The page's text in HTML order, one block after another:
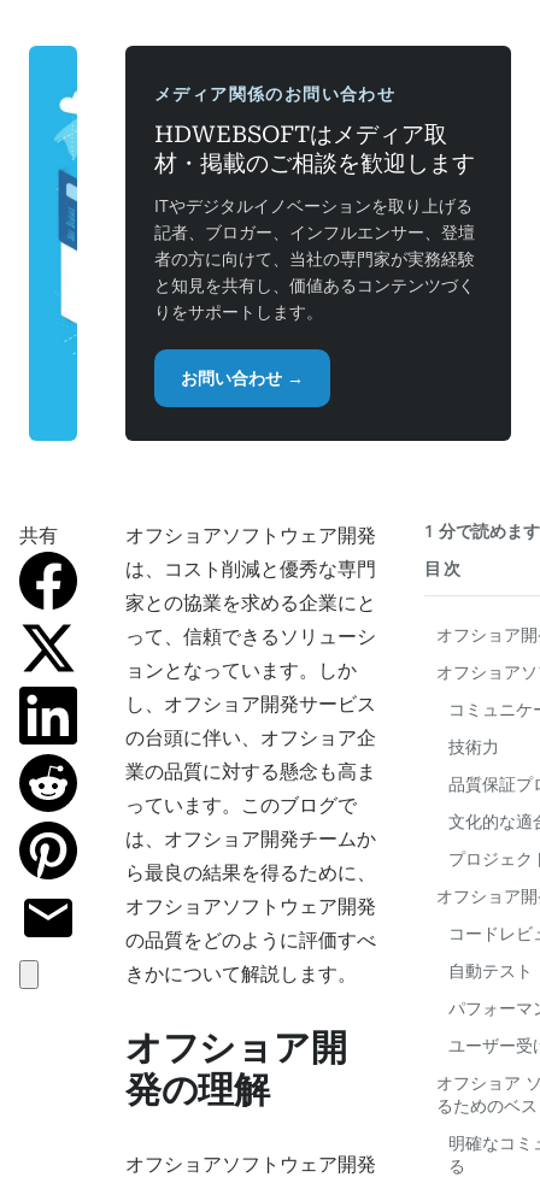
メディア関係のお問い合わせ
HDWEBSOFTはメディア取
材・掲載のご相談を歓迎します
ITやデジタルイノベーションを取り上げる
記者、ブロガー、インフルエンサー、登壇
者の方に向けて、当社の専門家が実務経験
と知見を共有し、価値あるコンテンツづく
りをサポートします。
お問い合わせ →
共有
オフショアソフトウェア開発
は、コスト削減と優秀な専門
家との協業を求める企業にと
って、信頼できるソリューシ
ョンとなっています。しか
し、オフショア開発サービス
の台頭に伴い、オフショア企
業の品質に対する懸念も高ま
っています。このブログで
は、オフショア開発チームか
ら最良の結果を得るために、
オフショアソフトウェア開発
の品質をどのように評価すべ
きかについて解説します。
オフショア開
発の理解
オフショアソフトウェア開発
1 分で読めます
目次
オフショア
オフショア
コミュニケ
技術力
品質保証プ
文化的な適
プロジェク
オフショア
コードレビ
自動テスト
パフォーマ
ユーザー受
オフショア
るためのベ
明確なコミ
る